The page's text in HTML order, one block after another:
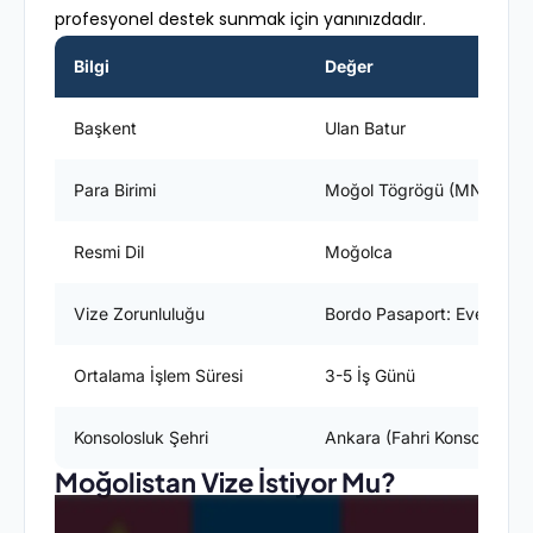
profesyonel destek sunmak için yanınızdadır.
Bilgi Değer
Başkent Ulan Batur
Para Birimi Moğol Tögrögü (MNT)
Resmi Dil Moğolca
Vize Zorunluluğu Bordo Pasaport: Evet /
Ortalama İşlem Süresi 3-5 İş Günü
Konsolosluk Şehri Ankara (Fahri Konsolosluk)
Moğolistan Vize İstiyor Mu?